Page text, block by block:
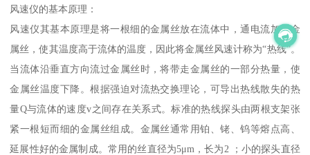
风速仪的基本原理：
风速仪其基本原理是将一根细的金属丝放在流体中，通电流加热金
属丝，使其温度高于流体的温度，因此将金属丝风速计称为“热线”。
当流体沿垂直方向流过金属丝时，将带走金属丝的一部分热量，使
金属丝温度下降。根据强迫对流热交换理论，可导出热线散失的热
量Q与流体的速度v之间存在关系式。标准的热线探头由两根支架张
紧一根短而细的金属丝组成。金属丝通常用铂、铑、钨等熔点高、
延展性好的金属制成。常用的丝直径为5μm，长为2 ；小的探头直径